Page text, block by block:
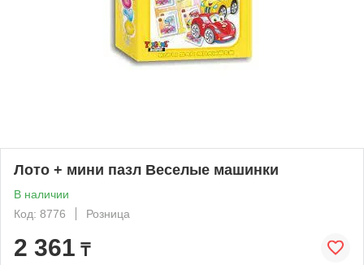
Лото + мини пазл Веселые машинки
В наличии
Код: 8776
Розница
2 361 ₸